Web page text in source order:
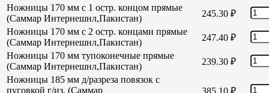
Ножницы 170 мм с 1 остр. концом прямые
(Саммар Интернешнл,Пакистан)
245.30 ₽
Ножницы 170 мм с 2 остр. концами прямые
(Саммар Интернешнл,Пакистан)
247.40 ₽
Ножницы 170 мм тупоконечные прямые
(Саммар Интернешнл,Пакистан)
239.30 ₽
Ножницы 185 мм д/разреза повязок с
пуговкой г/из. (Саммар
385.10 ₽